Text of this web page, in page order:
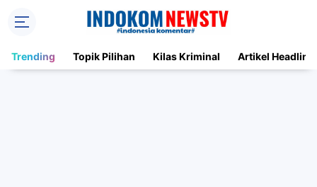
Trending Topik Pilihan Kilas Kriminal Artikel Headline